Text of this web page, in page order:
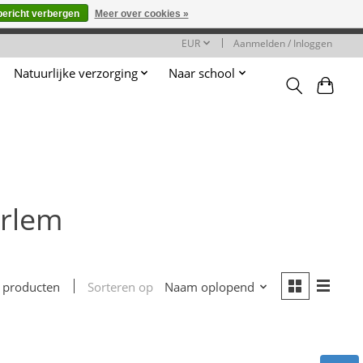
EUR Aanmelden / Inloggen
Natuurlijke verzorging
Naar school
Sorteren op Naam oplopend
verbergen Meer over cookies »
gehonoreerd of verwerkt.